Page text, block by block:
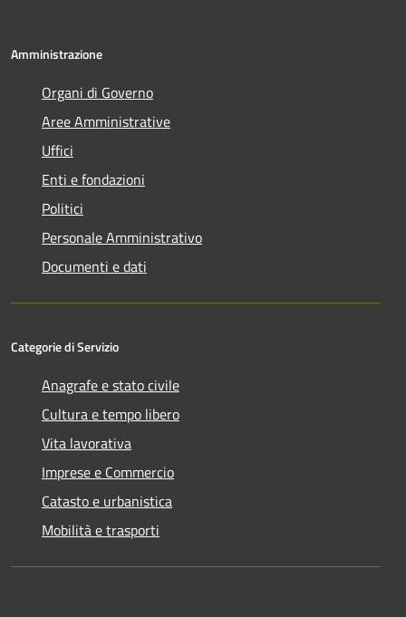
Amministrazione
Organi di Governo
Aree Amministrative
Uffici
Enti e fondazioni
Politici
Personale Amministrativo
Documenti e dati
Categorie di Servizio
Anagrafe e stato civile
Cultura e tempo libero
Vita lavorativa
Imprese e Commercio
Catasto e urbanistica
Mobilità e trasporti